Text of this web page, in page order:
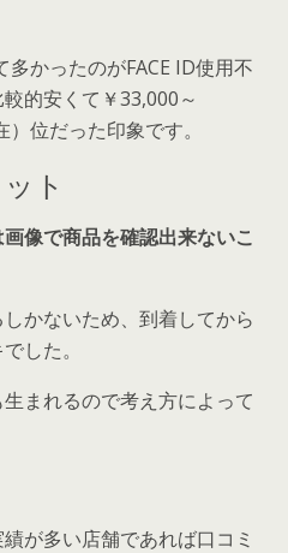
かったのがFACE ID使用不
的安くて￥33,000～
位だった印象です。
ト
像で商品を確認出来ないこ
かないため、到着してから
した。
まれるので考え方によって
が多い店舗であれば口コミ